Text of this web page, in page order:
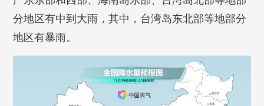
分地区有中到大雨，其中，台湾岛东北部等地部分
地区有暴雨。